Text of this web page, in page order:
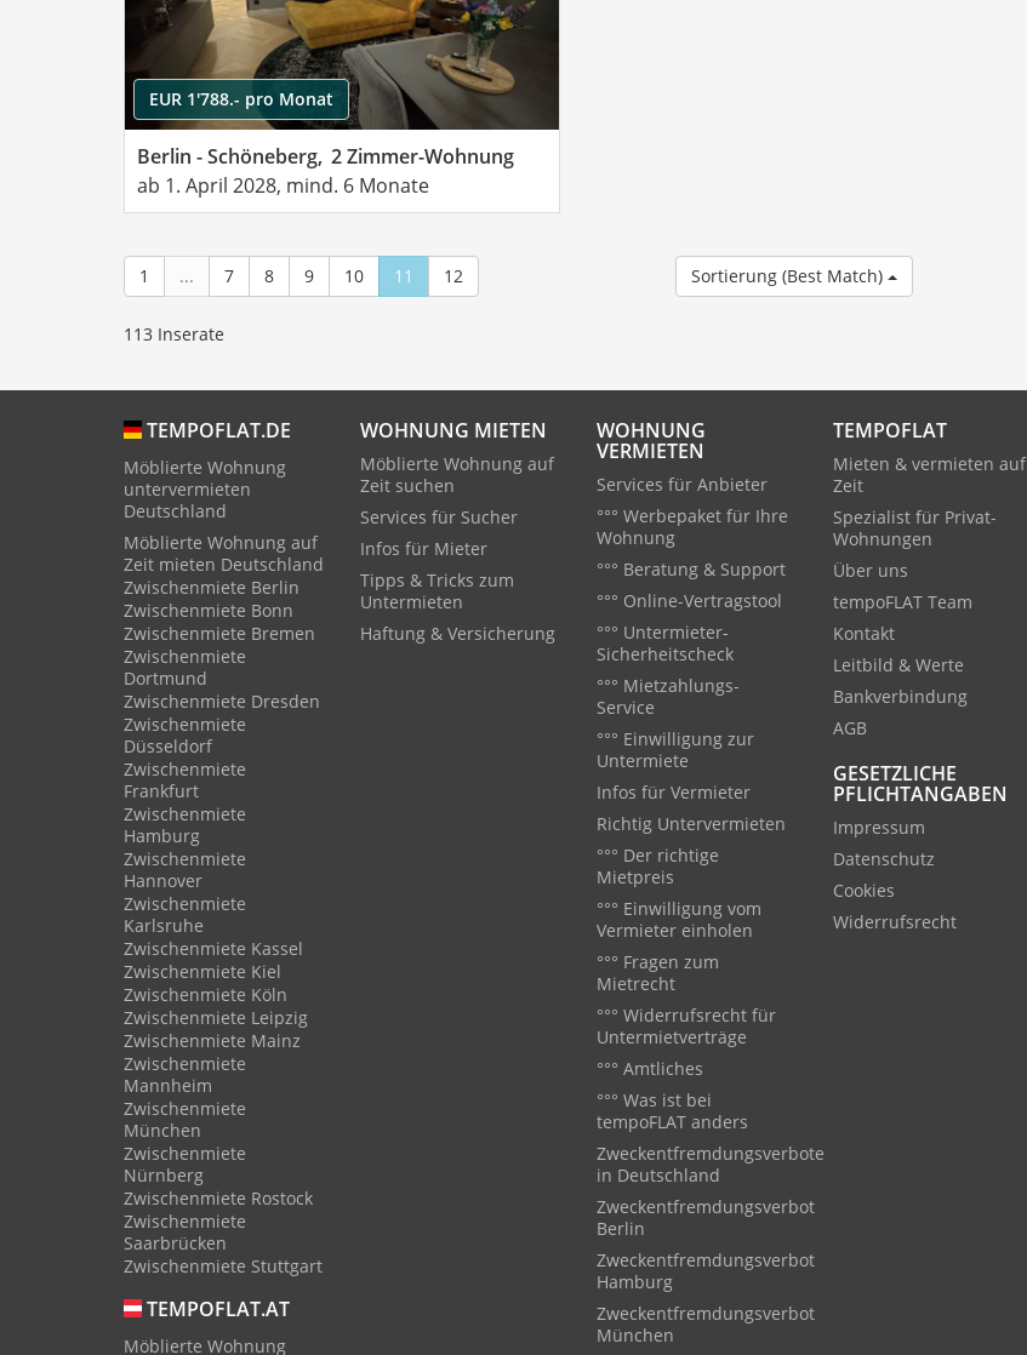
EUR 1'788.- pro Monat
Berlin - Schöneberg, 2 Zimmer-Wohnung
ab 1. April 2028, mind. 6 Monate
1 ... 7 8 9 10 11 12 Sortierung (Best Match)
113 Inserate
TEMPOFLAT.DE
Möblierte Wohnung
untervermieten
Deutschland
Möblierte Wohnung auf
Zeit mieten Deutschland
Zwischenmiete Berlin
Zwischenmiete Bonn
Zwischenmiete Bremen
Zwischenmiete
Dortmund
Zwischenmiete Dresden
Zwischenmiete
Düsseldorf
Zwischenmiete
Frankfurt
Zwischenmiete
Hamburg
Zwischenmiete
Hannover
Zwischenmiete
Karlsruhe
Zwischenmiete Kassel
Zwischenmiete Kiel
Zwischenmiete Köln
Zwischenmiete Leipzig
Zwischenmiete Mainz
Zwischenmiete
Mannheim
Zwischenmiete
München
Zwischenmiete
Nürnberg
Zwischenmiete Rostock
Zwischenmiete
Saarbrücken
Zwischenmiete Stuttgart
TEMPOFLAT.AT
Möblierte Wohnung
WOHNUNG MIETEN
Möblierte Wohnung auf
Zeit suchen
Services für Sucher
Infos für Mieter
Tipps & Tricks zum
Untermieten
Haftung & Versicherung
WOHNUNG
VERMIETEN
Services für Anbieter
°°° Werbepaket für Ihre
Wohnung
°°° Beratung & Support
°°° Online-Vertragstool
°°° Untermieter-
Sicherheitscheck
°°° Mietzahlungs-
Service
°°° Einwilligung zur
Untermiete
Infos für Vermieter
Richtig Untervermieten
°°° Der richtige
Mietpreis
°°° Einwilligung vom
Vermieter einholen
°°° Fragen zum
Mietrecht
°°° Widerrufsrecht für
Untermietverträge
°°° Amtliches
°°° Was ist bei
tempoFLAT anders
Zweckentfremdungsverbote
in Deutschland
Zweckentfremdungsverbot
Berlin
Zweckentfremdungsverbot
Hamburg
Zweckentfremdungsverbot
München
TEMPOFLAT
Mieten & vermieten auf
Zeit
Spezialist für Privat-
Wohnungen
Über uns
tempoFLAT Team
Kontakt
Leitbild & Werte
Bankverbindung
AGB
GESETZLICHE
PFLICHTANGABEN
Impressum
Datenschutz
Cookies
Widerrufsrecht